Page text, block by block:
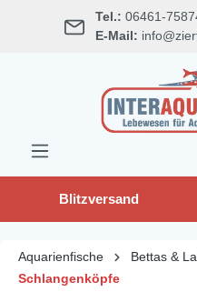
springen Tel.: 06461-
E-Mail:
Blitzversand
Aquarienfische
Bettas &
Schlangenköpfe